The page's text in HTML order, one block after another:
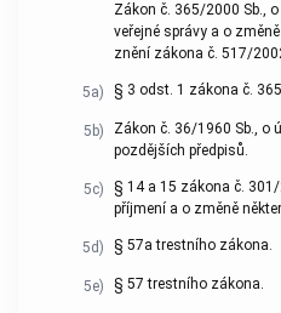
Zákon č. 365/2000 Sb.,
veřejné správy a o
znění zákona č. 517/
5a) § 3 odst. 1 zákona č.
5b)
Zákon č. 36/1960 Sb., o
pozdějších předpisů.
5c)
§ 14 a 15 zákona č.
příjmení a o změně
5d) § 57a trestního zákona.
5e) § 57 trestního zákona.